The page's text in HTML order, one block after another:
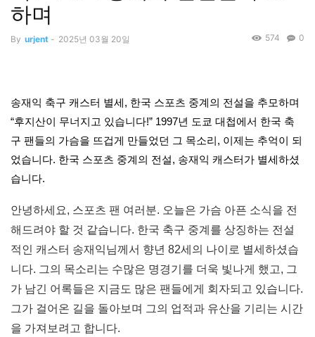
하며
By urjent - 2025년 03월 20일 0
574
송재익 축구 캐스터 별세, 한국 스포츠 중계의 전설을 추모하며
“후지산이 무너지고 있습니다!” 1997년 도쿄 대첩에서 한국 축
구 팬들의 가슴을 뜨겁게 만들었던 그 목소리, 이제는 추억이 되
었습니다. 한국 스포츠 중계의 전설, 송재익 캐스터가 별세하셨
습니다.
안녕하세요, 스포츠 팬 여러분. 오늘은 가슴 아픈 소식을 전
해드려야 할 것 같습니다. 한국 축구 중계를 상징하는 전설
적인 캐스터 송재익님께서 향년 82세의 나이로 별세하셨습
니다. 그의 목소리는 수많은 명경기를 더욱 빛나게 했고, 그
가 남긴 어록들은 지금도 많은 팬들에게 회자되고 있습니다.
그가 걸어온 길을 돌아보며 그의 업적과 유산을 기리는 시간
을 가져보려고 합니다.